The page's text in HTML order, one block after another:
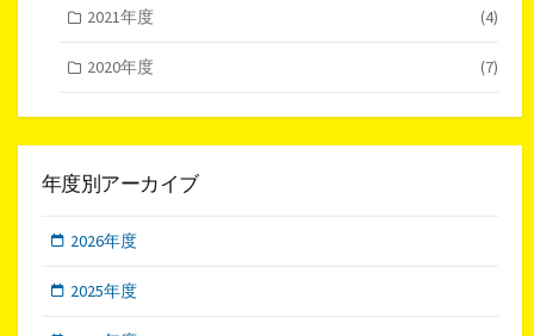
2021年度 (4)
2020年度 (7)
年度別アーカイブ
2026年度
2025年度